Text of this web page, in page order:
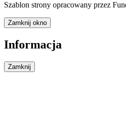
Szablon strony opracowany przez
Zamknij okno
Informacja
Zamknij